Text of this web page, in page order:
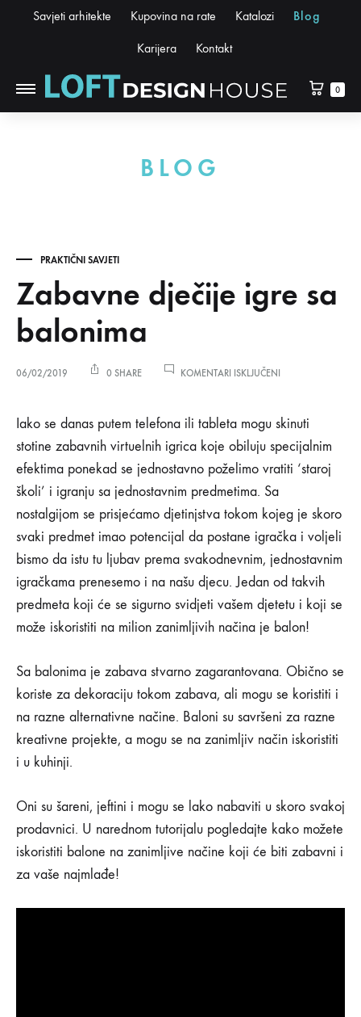
Savjeti arhitekte Kupovina na rate Katalozi Blog
Karijera Kontakt
0
BLOG
PRAKTIČNI SAVJETI
Zabavne dječije igre sa
balonima
06/02/2019 0 SHARE KOMENTARI ISKLJUČENI
IGRE
SA
BALONIMA
Zabavne
dječije
igre
sa
balonima
06/02/2019
SHARE
KOMENTARI
ZA
ZABAVNE
IGRE
Iako se danas putem telefona ili tableta mogu skinuti
stotine zabavnih virtuelnih igrica koje obiluju specijalnim
efektima ponekad se jednostavno poželimo vratiti ‘staroj
školi’ i igranju sa jednostavnim predmetima. Sa
nostalgijom se prisjećamo djetinjstva tokom kojeg je skoro
svaki predmet imao potencijal da postane igračka i voljeli
bismo da istu tu ljubav prema svakodnevnim, jednostavnim
igračkama prenesemo i na našu djecu. Jedan od takvih
predmeta koji će se sigurno svidjeti vašem djetetu i koji se
može iskoristiti na milion zanimljivih načina je balon!
Sa balonima je zabava stvarno zagarantovana. Obično se
koriste za dekoraciju tokom zabava, ali mogu se koristiti i
na razne alternativne načine. Baloni su savršeni za razne
kreativne projekte, a mogu se na zanimljiv način iskoristiti
i u kuhinji.
Oni su šareni, jeftini i mogu se lako nabaviti u skoro svakoj
prodavnici. U narednom tutorijalu pogledajte kako možete
iskoristiti balone na zanimljive načine koji će biti zabavni i
za vaše najmlađe!